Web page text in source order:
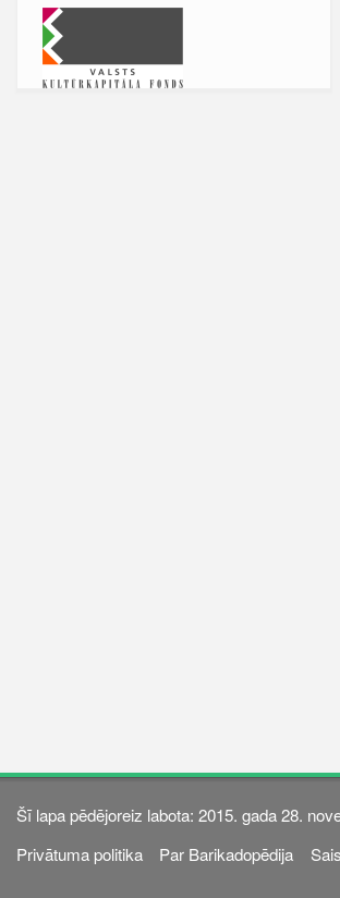
Šī lapa pēdējoreiz labota: 2015. gada 28.
Privātuma politika
Par Barikadopēdija